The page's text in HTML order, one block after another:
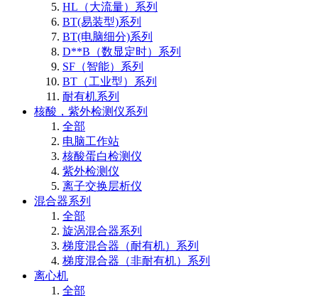
HL（大流量）系列
BT(易装型)系列
BT(电脑细分)系列
D**B（数显定时）系列
SF（智能）系列
BT（工业型）系列
耐有机系列
核酸，紫外检测仪系列
全部
电脑工作站
核酸蛋白检测仪
紫外检测仪
离子交换层析仪
混合器系列
全部
旋涡混合器系列
梯度混合器（耐有机）系列
梯度混合器（非耐有机）系列
离心机
全部